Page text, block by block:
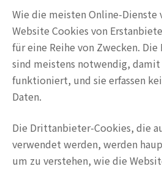
Wie die meisten Online-Dienste
Website Cookies von
für eine Reihe von Zwecken.
sind meistens notwendig,
funktioniert, und sie erfassen
Daten.
Die Drittanbieter-Cookies, die
verwendet werden, werden
um zu verstehen, wie die